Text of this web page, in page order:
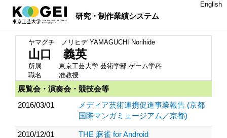
研究・制作業績システム
English
ヤマグチ ノリヒデ YAMAGUCHI Norihide
山口 義英
所属
東京工芸大学 芸術学部 ゲーム学科
職名
准教授
展覧会・演奏会・競技会等
2016/03/01
メディア芸術連携促進事業報告 (京都
国際マンガミュージアム／京都)
2010/12/01 THE 麻雀 for Android